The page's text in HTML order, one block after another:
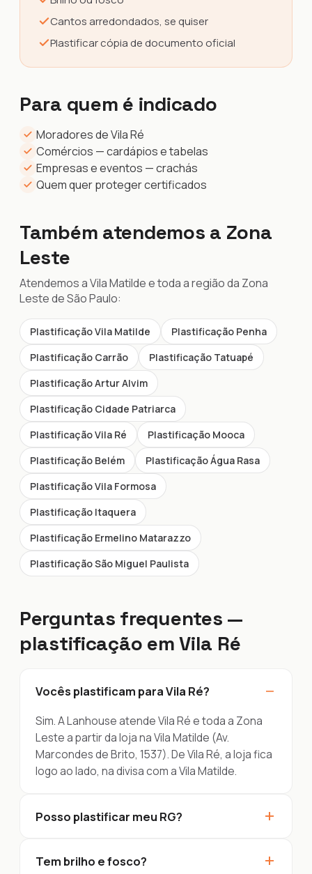
Cantos arredondados, se quiser
Plastificar cópia de documento oficial
Para quem é indicado
Moradores de Vila Ré
Comércios — cardápios e tabelas
Empresas e eventos — crachás
Quem quer proteger certificados
Também atendemos a Zona
Leste
Atendemos a Vila Matilde e toda a região da Zona
Leste de São Paulo:
Plastificação Vila Matilde
Plastificação Penha
Plastificação Carrão
Plastificação Tatuapé
Plastificação Artur Alvim
Plastificação Cidade Patriarca
Plastificação Vila Ré
Plastificação Mooca
Plastificação Belém
Plastificação Água Rasa
Plastificação Vila Formosa
Plastificação Itaquera
Plastificação Ermelino Matarazzo
Plastificação São Miguel Paulista
Perguntas frequentes —
plastificação em Vila Ré
Vocês plastificam para Vila Ré? −
Sim. A Lanhouse atende Vila Ré e toda a Zona
Leste a partir da loja na Vila Matilde (Av.
Marcondes de Brito, 1537). De Vila Ré, a loja fica
logo ao lado, na divisa com a Vila Matilde.
Posso plastificar meu RG? +
Tem brilho e fosco? +